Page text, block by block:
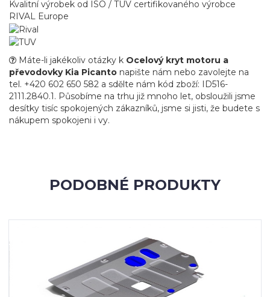
Kvalitní výrobek od ISO / TUV certifikovaného výrobce
RIVAL Europe
Máte-li jakékoliv otázky k Ocelový kryt motoru a
převodovky Kia Picanto napište nám nebo zavolejte na
tel. +420 602 650 582 a sdělte nám kód zboží: ID516-
2111.2840.1. Působíme na trhu již mnoho let, obsloužili jsme
desítky tisíc spokojených zákazníků, jsme si jisti, že budete s
nákupem spokojeni i vy.
PODOBNÉ PRODUKTY